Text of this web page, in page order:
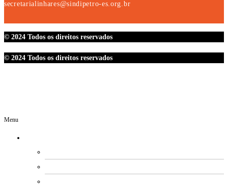
secretarialinhares@sindipetro-es.org.br
© 2024 Todos os direitos reservados
© 2024 Todos os direitos reservados
Menu